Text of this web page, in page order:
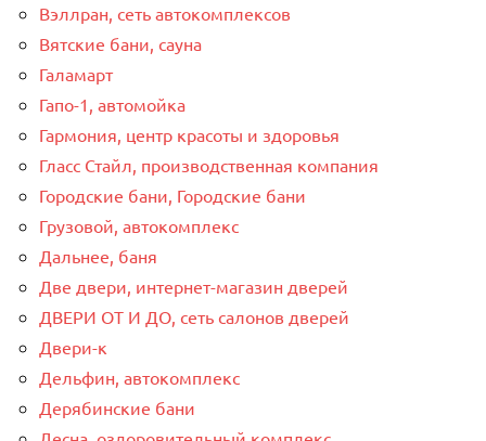
Вэллран, сеть автокомплексов
Вятские бани, сауна
Галамарт
Гапо-1, автомойка
Гармония, центр красоты и здоровья
Гласс Стайл, производственная компания
Городские бани, Городские бани
Грузовой, автокомплекс
Дальнее, баня
Две двери, интернет-магазин дверей
ДВЕРИ ОТ И ДО, сеть салонов дверей
Двери-к
Дельфин, автокомплекс
Дерябинские бани